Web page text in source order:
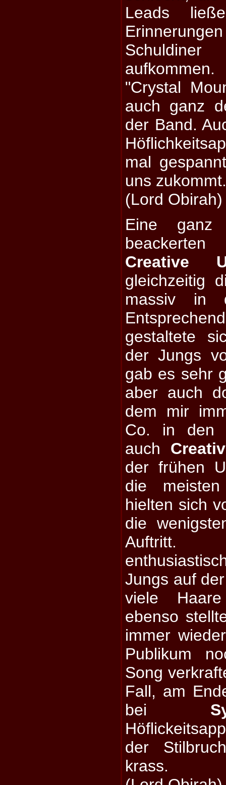
Leads
"Crystal
auch ganz
der Band.
mal
uns
(Lord Obirah)
Eine ganz
Creative
gleichzeitig
massiv in
gestaltete
der Jungs
gab es sehr
aber auch
dem mir
Co. in den
auch
der frühen
die
hielten sich
die
Auftritt.
Jungs auf
viele
ebenso
immer
Publikum
Song
Fall, am
bei
der
krass.